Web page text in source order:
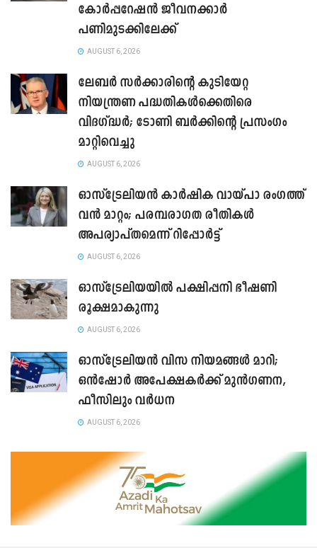
കോർപ്പറേഷൻ ജീവനക്കാർ
പണിമുടക്കിലേക്ക്
AUGUST 6, 2026
ലേബർ സർക്കാരിന്റെ കുടിയേറ്റ
നിയന്ത്രണ പദ്ധതികൾക്കെതിരെ
വിദഗ്ദ്ധർ; ടോണി ബർക്കിന്റെ പ്രസംഗം
മാറ്റിവെച്ചു
AUGUST 6, 2026
ഓസ്‌ട്രേലിയൻ കാർഷിക വായ്പാ രംഗത്ത്
വൻ മാറ്റം; പരമ്പരാഗത രീതികൾ
അപര്യാപ്തമെന്ന് റിപ്പോർട്ട്
AUGUST 6, 2026
ഓസ്ട്രേലിയയിൽ പക്ഷിപ്പനി ഭീഷണി
രൂക്ഷമാകുന്നു
AUGUST 6, 2026
ഓസ്‌ട്രേലിയൻ വിസ നിയമങ്ങൾ മാറി;
ഒൻഷോർ അപേക്ഷകർക്ക് മുൻഗണന,
ഫീസിലും വർധന
AUGUST 6, 2026